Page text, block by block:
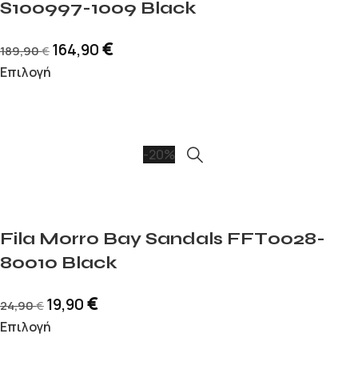
S100997-1009 Black
189,90€ 164,90€
Επιλογή
-20%
Fila Morro Bay Sandals FFT0028-
80010 Black
24,90€ 19,90€
Επιλογή